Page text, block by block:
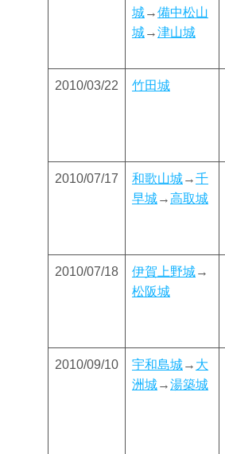
城→備中松山
城→津山城
2010/03/22 竹田城
2010/07/17 和歌山城→千
早城→高取城
2010/07/18 伊賀上野城→
松阪城
2010/09/10 宇和島城→ 大
洲城→湯築城